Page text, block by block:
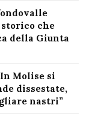
storico che
della Giunta
Molise si
dissestate,
nastri”